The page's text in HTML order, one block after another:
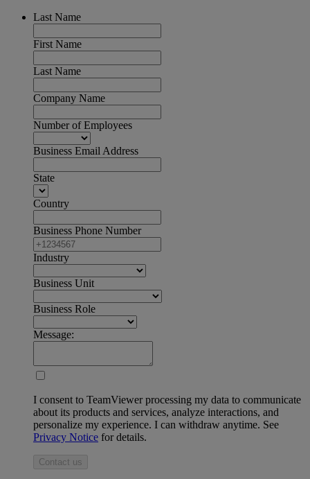
Last Name
First Name
Last Name
Company Name
Number of Employees
Business Email Address
State
Country
Business Phone Number
Industry
Business Unit
Business Role
Message:
I consent to TeamViewer processing my data to communicate
about its products and services, analyze interactions, and
personalize my experience. I can withdraw anytime. See
Privacy Notice for details.
Contact us